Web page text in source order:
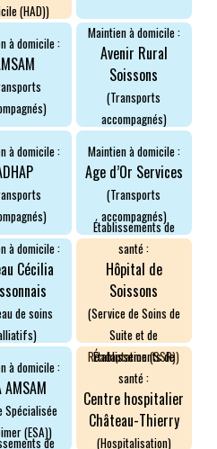
SOLITUDE
(HAD))
à domicile :
Maintien à domicile :
Avenir Rural
Soissons
(Transports
accompagnés)
à domicile : Maintien à domicile :
Age d’Or Services
(Transports
accompagnés)
à domicile :
Cécilia
de soins
Établissements de
santé :
Hôpital de
Soissons
(Service de Soins de
Suite et de
Réadaptation (SSR))
à domicile :
AMSAM
Spécialisée
(ESA))
Établissements de
santé :
Centre hospitalier
Château-Thierry
(Hospitalisation)
de